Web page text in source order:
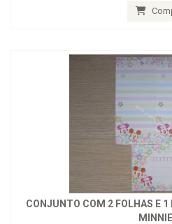
CONJUNTO COM 2 FOLHAS E 1